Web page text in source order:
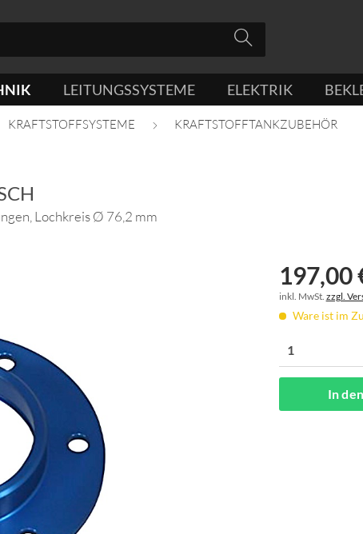
LEITUNGSSYSTEME ELEKTRIK
KRAFTSTOFFSYSTEME KRAFTSTOFFTANKZUBEHÖR
Lochkreis Ø 76,2 mm
197,00
inkl. MwSt. zzgl.
Ware ist im
In den